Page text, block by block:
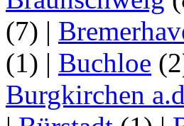
(7) |
(1) | Buchloe
Burgkirchen